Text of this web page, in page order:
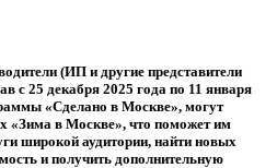
(ИП и другие представители
с 25 декабря 2025 года по 11 января
«Сделано в Москве», могут
«Зима в Москве», что поможет им
широкой аудитории, найти новых
и получить дополнительную